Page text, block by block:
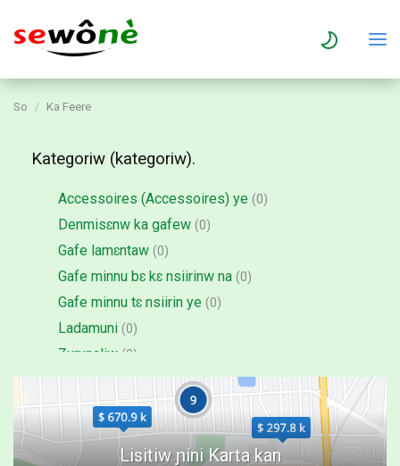
So Ka Feere
Kategoriw (kategoriw).
Accessoires (Accessoires) ye (0)
Denmisɛnw ka gafew (0)
Gafe lamɛntaw (0)
Gafe minnu bɛ kɛ nsiirinw na (0)
Gafe minnu tɛ nsiirin ye (0)
Ladamuni (0)
Zurunaliw (0)